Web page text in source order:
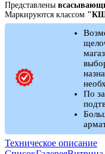
Представлены
Маркируются классом
По
Техническое описание